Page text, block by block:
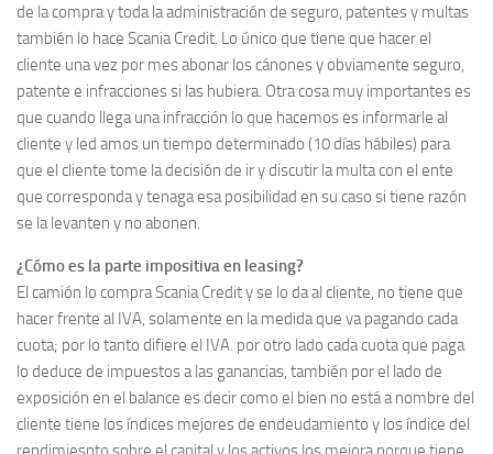
de la compra y toda la administración de seguro, patentes y multas
también lo hace Scania Credit. Lo único que tiene que hacer el
cliente una vez por mes abonar los cánones y obviamente seguro,
patente e infracciones si las hubiera. Otra cosa muy importantes es
que cuando llega una infracción lo que hacemos es informarle al
cliente y led amos un tiempo determinado (10 días hábiles) para
que el cliente tome la decisión de ir y discutir la multa con el ente
que corresponda y tenaga esa posibilidad en su caso si tiene razón
se la levanten y no abonen.
¿Cómo es la parte impositiva en leasing?
El camión lo compra Scania Credit y se lo da al cliente, no tiene que
hacer frente al IVA, solamente en la medida que va pagando cada
cuota; por lo tanto difiere el IVA. por otro lado cada cuota que paga
lo deduce de impuestos a las ganancias, también por el lado de
exposición en el balance es decir como el bien no está a nombre del
cliente tiene los índices mejores de endeudamiento y los índice del